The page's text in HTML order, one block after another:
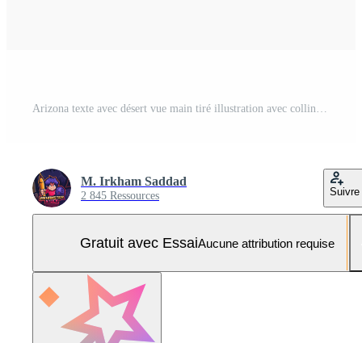
Arizona texte avec désert vue main tiré illustration avec collines et herbe, cactus plante. adapté pour T-shirt conception, marchandise, autocollants, etc. vecteur graphique. Vecteur Pro et SVG Pro
M. Irkham Saddad
2 845 Ressources Suivre
Gratuit avec EssaiAucune attribution requise